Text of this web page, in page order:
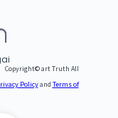
。 Copyright©︎ art Truth All
Policyand Terms of